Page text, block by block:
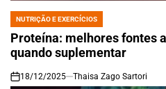
POSTED
IN
NUTRIÇÃO E EXERCÍCIOS
Proteína: melhores fontes
quando suplementar
on
18/12/2025 Thaisa Zago Sartori